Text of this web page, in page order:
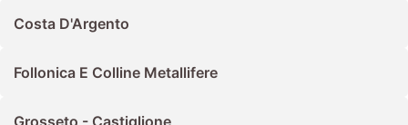
Costa D'Argento
Follonica E Colline Metallifere